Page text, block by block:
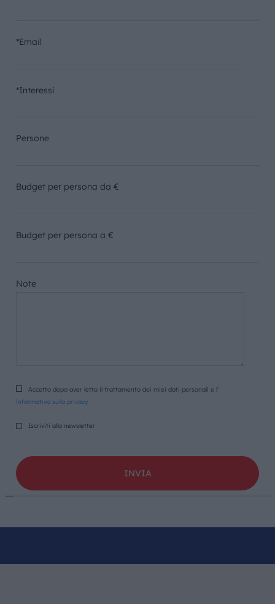
*Email
*Interessi
Persone
Budget per persona da €
Budget per persona a €
Note
Accetto dopo aver letto il trattamento dei miei dati personali e l’
informativa sulla privacy
Iscriviti alla newsletter